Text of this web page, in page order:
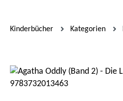
Kinderbücher Kategorien
Bildergalerie überspringen